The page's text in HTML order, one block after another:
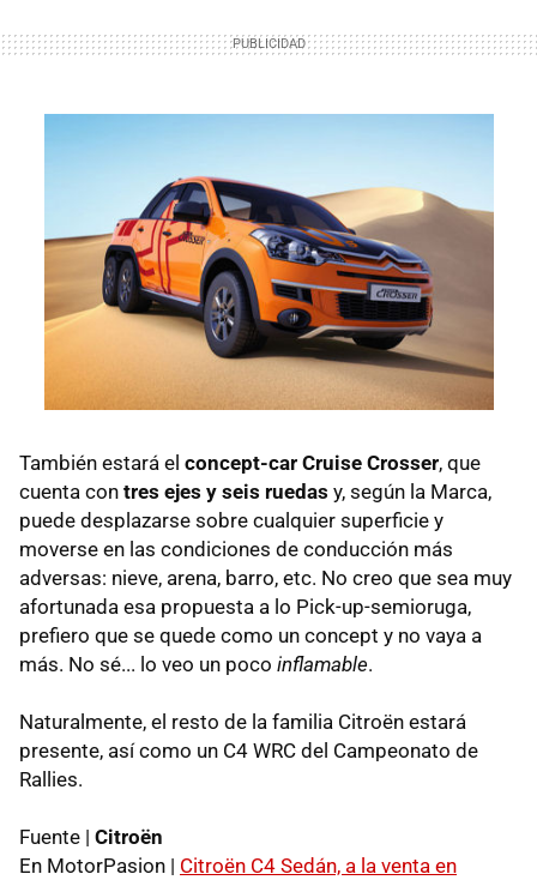
También estará el concept-car Cruise Crosser, que
cuenta con tres ejes y seis ruedas y, según la Marca,
puede desplazarse sobre cualquier superficie y
moverse en las condiciones de conducción más
adversas: nieve, arena, barro, etc. No creo que sea muy
afortunada esa propuesta a lo Pick-up-semioruga,
prefiero que se quede como un concept y no vaya a
más. No sé... lo veo un poco inflamable.
Naturalmente, el resto de la familia Citroën estará
presente, así como un C4 WRC del Campeonato de
Rallies.
Fuente | Citroën
En MotorPasion | Citroën C4 Sedán, a la venta en